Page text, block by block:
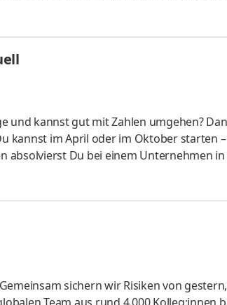
– und kannst Dich so noch
Aufgaben Du
absolvierst ein staatlich anerkanntes
und kannst gut mit Zahlen umgehen?
kannst im April oder im Oktober starten
absolvierst Du bei einem Unternehmen
– und kannst Dich so noch
Aufgaben Du
absolvierst ein staatlich anerkanntes
sichern wir Risiken von